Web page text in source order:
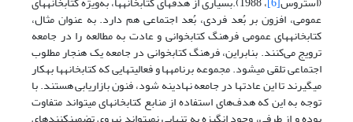
عمومی، افزون بر بُعد فردی، بُعد اجتماعی هم دارد. به عنوان مثال،
کتابخانه‏های عمومی فرهنگ کتابخوانی و عادت به مطالعه را در جامعه
‏ترویج می‌کنند. بنابراین، فرهنگ کتابخوانی در جامعه‏ یک هنجار مطلوب
اجتماعی تلقی می‏شود. مجموعه برنامه‏ها و فعالیت‏هایی که کتابخانه‏ها به­کار
می‏گیرند تا این عادت‏ها در جامعه نهادینه شود، فنون بازاریابی هستند. با
توجه به این که هدف‌های استفاده از منابع کتابخانه‏ای می‏تواند متفاوت